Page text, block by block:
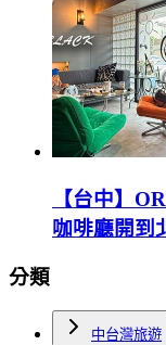
【台中】
咖啡廳開到
分類
中台灣旅遊